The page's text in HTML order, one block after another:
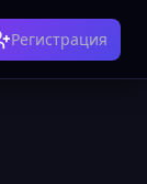
Регистрация